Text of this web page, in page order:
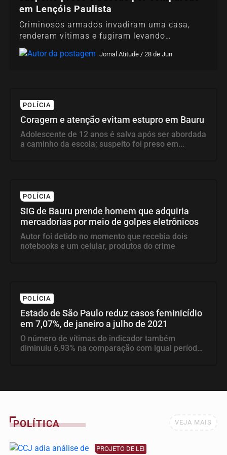
Redação / 29 de Jun
em Lençóis Paulista
Criminosos armados invadiram uma casa,
renderam vítimas e fugiram levando
pertences; equipes...
Jornal Atitude / 28 de Jun
POLÍCIA
Coragem e atenção evitam estupro em Bauru
Adolescente de 12 anos é salva após ser abordada
a caminho da escola; suspeito foi preso em...
POLÍCIA
SIG de Bauru prende homem que adquiria
mercadorias por meio de golpes eletrônicos
Autor foi detido no momento que recebia dois
notebooks e um celular, produtos do crime
POLÍCIA
Estado de São Paulo reduz casos feminicídio
em 7,07%, de janeiro a julho de 2021
O número de vítimas do indicador também
diminuiu 6,93% na comparação com igual período
POLÍTICA VEJA MAIS
PROJETO DE LEI